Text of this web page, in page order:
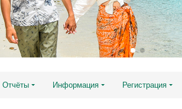
Отчёты Информация Регистрация